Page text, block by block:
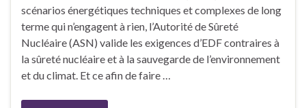
scénarios énergétiques techniques et complexes de long
terme qui n’engagent à rien, l’Autorité de Sûreté
Nucléaire (ASN) valide les exigences d’EDF contraires à
la sûreté nucléaire et à la sauvegarde de l’environnement
et du climat. Et ce afin de faire …